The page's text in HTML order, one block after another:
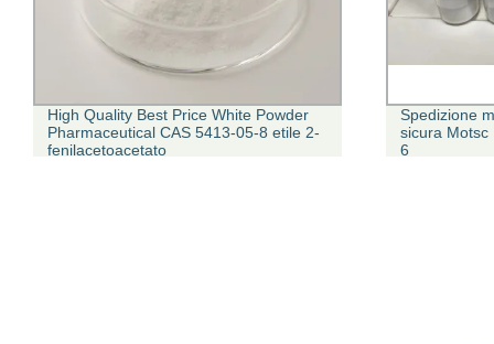
High Quality Best Price White Powder
Pharmaceutical CAS 5413-05-8 etile 2-
fenilacetoacetato
Spedizione
sicura Motsc
6